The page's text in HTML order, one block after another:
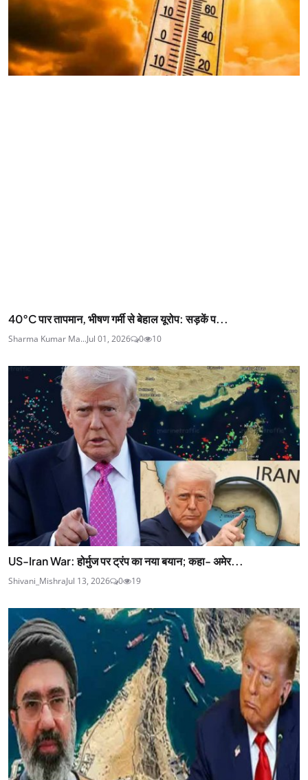
40°C पार तापमान, भीषण गर्मी से बेहाल यूरोप: सड़कें प...
Sharma Kumar Ma...Jul 01, 2026 0 10
US-Iran War: होर्मुज पर ट्रंप का नया बयान; कहा- अमेर...
Shivani_MishraJul 13, 2026 0 19